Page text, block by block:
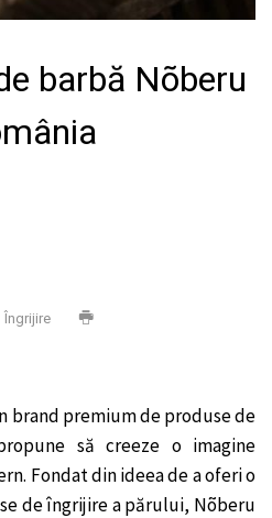
barbă Nõberu
Îngrijire
brand premium de produse de
să creeze o imagine
Fondat din ideea de a oferi o
de îngrijire a părului, Nõberu